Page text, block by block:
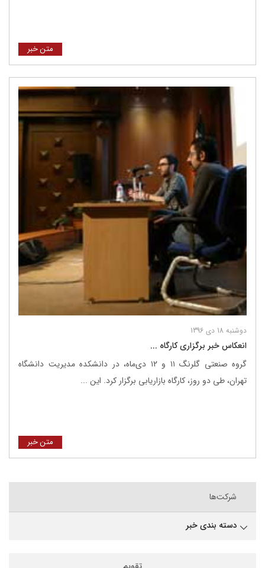
متن خبر
دوشنبه 18 دی 1396
انعکاس خبر برگزاری کارگاه ...
گروه صنعتی گلرنگ ۱۱ و ۱۲ دی‌ماه، در دانشکده مدیریت دانشگاه
تهران، طی دو روز، کارگاه بازاریابی برگزار کرد. این ...
متن خبر
شرکت‌ها
دسته بندی خبر